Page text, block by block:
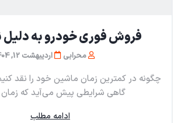
فروش فوری خودرو به دلیل
محرابی اردیبهشت 12, 1404
گاهی شرایطی پیش می‌آید که زمان
ادامه مطلب